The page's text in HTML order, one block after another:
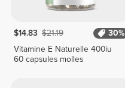
$14.83 $21.19
30%
Vitamine E Naturelle 400iu
60 capsules molles